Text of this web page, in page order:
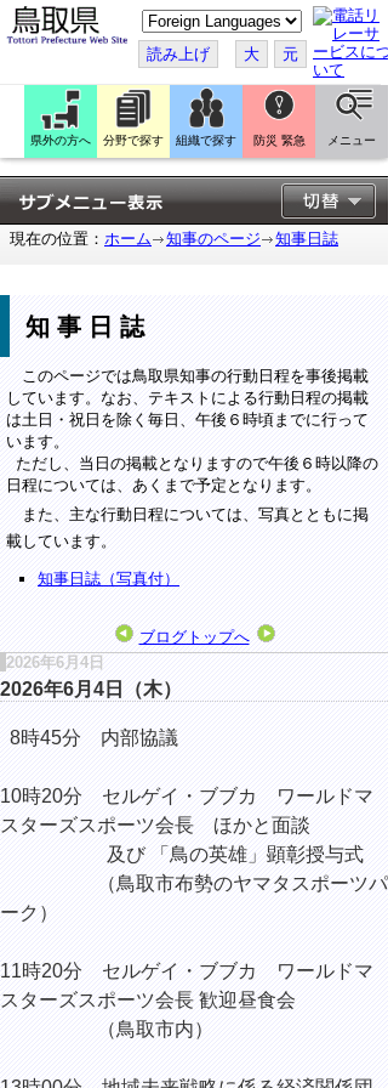
こ
の
ペ
ー
ジ
翻
訳
す
る
読み上げ 大 元
県外の方へ 分野で探す 組織で探す 防災 緊急 メニュー
現在の位置： ホーム 知事のページ 知事日誌
知事日誌
このページでは鳥取県知事の行動日程を事後掲載
しています。なお、テキストによる行動日程の掲載
は土日・祝日を除く毎日、午後６時頃までに行って
います。
ただし、当日の掲載となりますので午後６時以降の
日程については、あくまで予定となります。
また、主な行動日程については、写真とともに掲
載しています。
知事日誌（写真付）
ブログトップへ
2026年6月4日
2026年6月4日（木）
8時45分 内部協議
10時20分 セルゲイ・ブブカ ワールドマ
スターズスポーツ会長 ほかと面談
及び 「鳥の英雄」顕彰授与式
（鳥取市布勢のヤマタスポーツパ
ーク）
11時20分 セルゲイ・ブブカ ワールドマ
スターズスポーツ会長 歓迎昼食会
（鳥取市内）